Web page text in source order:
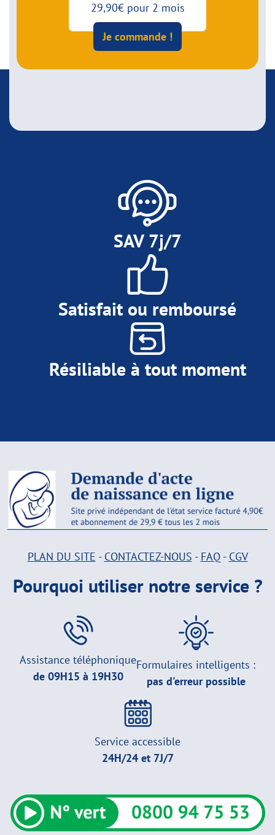
29,90€ pour 2 mois
Je commande !
SAV 7j/7
Satisfait ou remboursé
Résiliable à tout moment
PLAN DU SITE - CONTACTEZ-NOUS - FAQ- CGV
Pourquoi utiliser notre service ?
Assistance téléphonique
de 09H15 à 19H30
Formulaires intelligents :
pas d'erreur possible
Service accessible
24H/24 et 7J/7